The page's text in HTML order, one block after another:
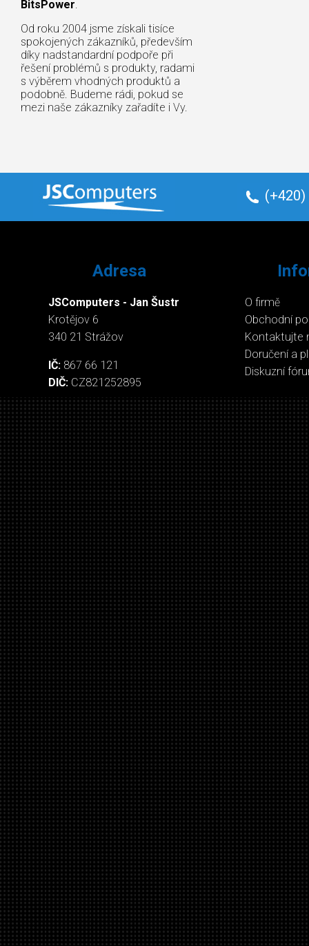
BitsPower.
Od roku 2004 jsme získali tisíce
spokojených zákazníků, především
díky nadstandardní podpoře při
řešení problémů s produkty, radami
s výběrem vhodných produktů a
podobně. Budeme rádi, pokud se
mezi naše zákazníky zařadíte i Vy.
(+420)
Adresa
JSComputers - Jan Šustr
Krotějov 6
340 21 Strážov
IČ: 867 66 121
DIČ: CZ821252895
O firmě
Obchodní
Kontaktujte
Doručení a
Diskuzní